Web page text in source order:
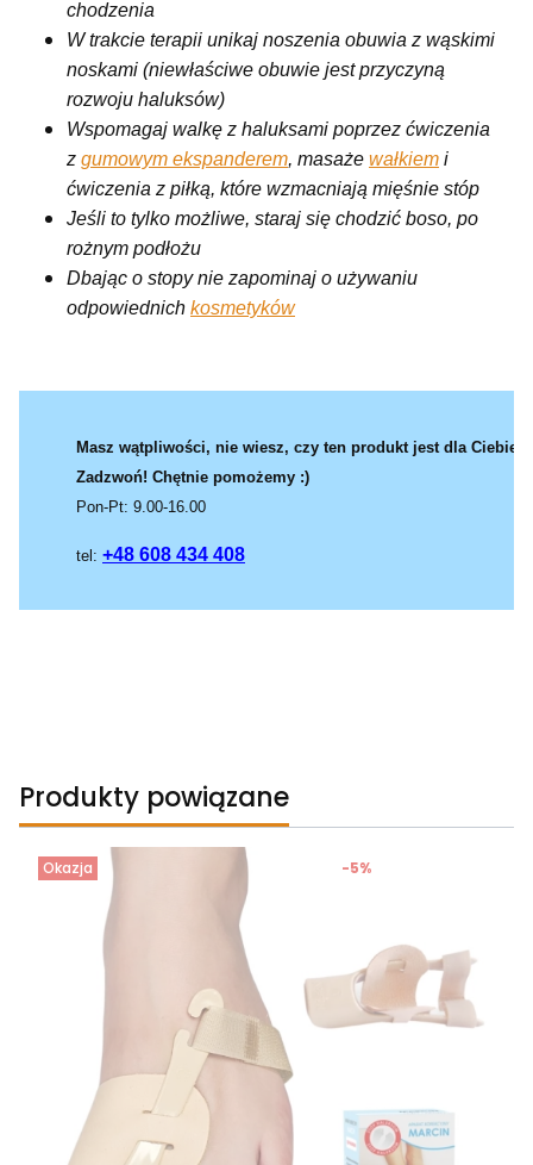
chodzenia
W trakcie terapii unikaj noszenia obuwia z wąskimi
noskami (niewłaściwe obuwie jest przyczyną
rozwoju haluksów)
Wspomagaj walkę z haluksami poprzez ćwiczenia
z gumowym ekspanderem, masaże wałkiem i
ćwiczenia z piłką, które wzmacniają mięśnie stóp
Jeśli to tylko możliwe, staraj się chodzić boso, po
rożnym podłożu
Dbając o stopy nie zapominaj o używaniu
odpowiednich kosmetyków
Masz wątpliwości, nie wiesz, czy ten produkt jest dla Ciebie?
Zadzwoń! Chętnie pomożemy :)
Pon-Pt: 9.00-16.00
tel: +48 608 434 408
Produkty powiązane
Okazja -5%